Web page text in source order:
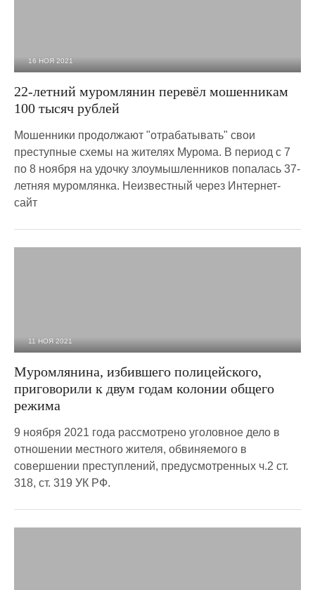
16 НОЯ 2021
22-летний муромлянин перевёл мошенникам
100 тысяч рублей
Мошенники продолжают "отрабатывать" свои
преступные схемы на жителях Мурома. В период с 7
по 8 ноября на удочку злоумышленников попалась 37-
летняя муромлянка. Неизвестный через Интернет-
сайт
11 НОЯ 2021
Муромлянина, избившего полицейского,
приговорили к двум годам колонии общего
режима
9 ноября 2021 года рассмотрено уголовное дело в
отношении местного жителя, обвиняемого в
совершении преступлений, предусмотренных ч.2 ст.
318, ст. 319 УК РФ.